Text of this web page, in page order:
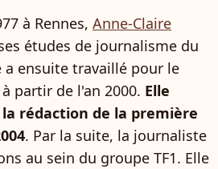
à Rennes, Anne-Claire
études de journalisme du
a ensuite travaillé pour le
partir de l'an 2000. Elle
rédaction de la première
. Par la suite, la journaliste
au sein du groupe TF1. Elle